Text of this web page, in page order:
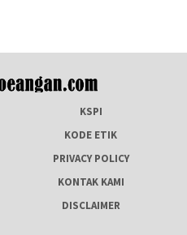
KSPI
KODE ETIK
PRIVACY POLICY
KONTAK KAMI
DISCLAIMER